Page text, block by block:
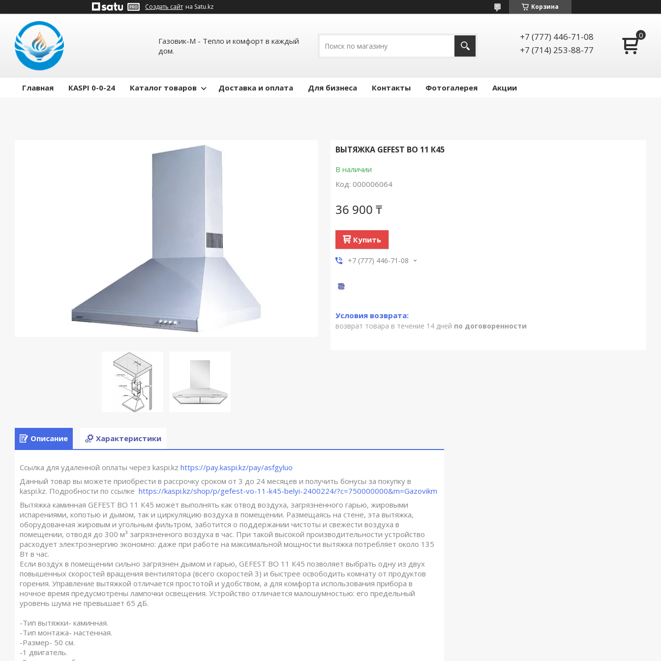
Создать сайт на Satu.kz Корзина
Газовик-М - Тепло и комфорт в каждый
дом.
+7 (777) 446-71-08
+7 (714) 253-88-77
Главная КASPI 0-0-24 Каталог товаров Доставка и оплата Для бизнеса Контакты Фотогалерея Акции
ВЫТЯЖКА GEFEST ВО 11 К45
В наличии
Код: 000006064
36 900 ₸
Купить
+7 (777) 446-71-08
возврат товара в течение 14 дней по договоренности
Описание Характеристики
Ссылка для удаленной оплаты через kaspi.kz https://pay.kaspi.kz/pay/asfgyluo
Данный товар вы можете приобрести в рассрочку сроком от 3 до 24 месяцев и получить бонусы за покупку в
kaspi.kz. Подробности по ссылке https://kaspi.kz/shop/p/gefest-vo-11-k45-belyi-2400224/?c=750000000&m=Gazovikm
Вытяжка каминная GEFEST ВО 11 К45 может выполнять как отвод воздуха, загрязненного гарью, жировыми
испарениями, копотью и дымом, так и циркуляцию воздуха в помещении. Размещаясь на стене, эта вытяжка,
оборудованная жировым и угольным фильтром, заботится о поддержании чистоты и свежести воздуха в
помещении, отводя до 300 м³ загрязненного воздуха в час. При такой высокой производительности устройство
расходует электроэнергию экономно: даже при работе на максимальной мощности вытяжка потребляет около 135
Вт в час.
Если воздух в помещении сильно загрязнен дымом и гарью, GEFEST ВО 11 К45 позволяет выбрать одну из двух
повышенных скоростей вращения вентилятора (всего скоростей 3) и быстрее освободить комнату от продуктов
горения. Управление вытяжкой отличается простотой и удобством, а для комфорта использования прибора в
ночное время предусмотрены лампочки освещения. Устройство отличается малошумностью: его предельный
уровень шума не превышает 65 дБ.
-Тип вытяжки- каминная.
-Тип монтажа- настенная.
-Размер- 50 см.
-1 двигатель.